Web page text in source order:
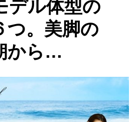
デル体型の
つ。美脚の
から…